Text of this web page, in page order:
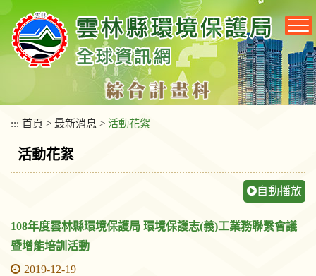
要
區
::: 首頁 > 最新消息 > 活動花絮
活動花絮
自動播放
108年度雲林縣環境保護局 環境保護志(義)工業務聯繫會議
暨增能培訓活動
2019-12-19